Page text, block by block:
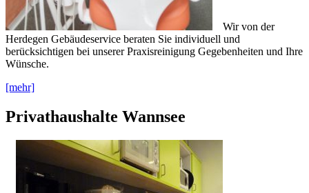
Wir von der
Herdegen Gebäudeservice beraten Sie individuell und
berücksichtigen bei unserer Praxisreinigung Gegebenheiten und Ihre
Wünsche.
[mehr]
Privathaushalte Wannsee